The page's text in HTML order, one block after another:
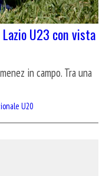
U23 con vista
in campo. Tra una
U20